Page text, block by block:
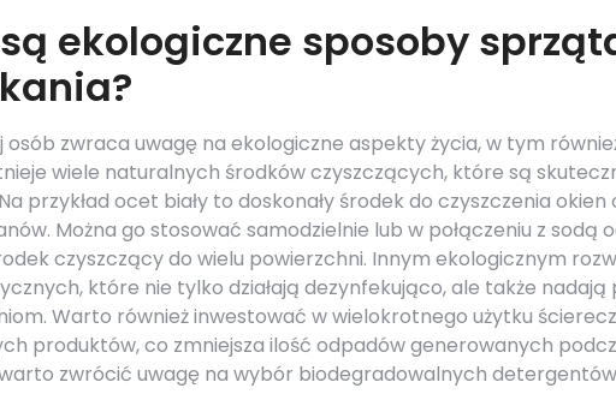
ekologiczne sposoby
osób zwraca uwagę na ekologiczne aspekty życia, w tym
wiele naturalnych środków czyszczących, które są
przykład ocet biały to doskonały środek do czyszczenia
Można go stosować samodzielnie lub w połączeniu z sodą
czyszczący do wielu powierzchni. Innym ekologicznym
które nie tylko działają dezynfekująco, ale także
Warto również inwestować w wielokrotnego użytku
produktów, co zmniejsza ilość odpadów generowanych
zwrócić uwagę na wybór biodegradowalnych